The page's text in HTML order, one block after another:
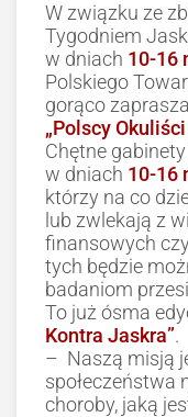
W związku ze
Tygodniem
w dniach 10-16
Polskiego
gorąco
„Polscy
Chętne
w dniach 10-16
którzy na co
lub zwlekają z
finansowych
tych będzie
badaniom
To już ósma
Kontra Jaskra”.
– Naszą misją
społeczeństwa
choroby, jaką